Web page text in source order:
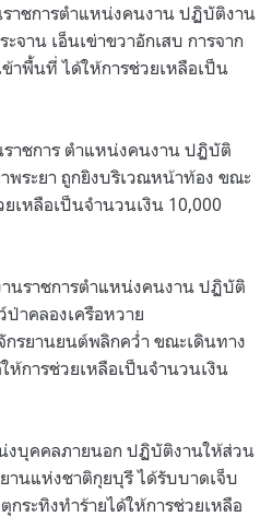
าชการตำแหน่งคนงาน ปฏิบัติงาน
จาน เอ็นเข่าขวาอักเสบ การจาก
ข้าพื้นที่ ได้ให้การช่วยเหลือเป็น
าชการ ตำแหน่งคนงาน ปฏิบัติ
พระยา ถูกยิงบริเวณหน้าท้อง ขณะ
เหลือเป็นจำนวนเงิน 10,000
นราชการตำแหน่งคนงาน ปฏิบัติ
าคลองเครือหวาย
กรยานยนต์พลิกคว่ำ ขณะเดินทาง
การช่วยเหลือเป็นจำนวนเงิน
งบุคคลภายนอก ปฏิบัติงานให้ส่วน
านแห่งชาติกุยบุรี ได้รับบาดเจ็บ
กระทิงทำร้ายได้ให้การช่วยเหลือ